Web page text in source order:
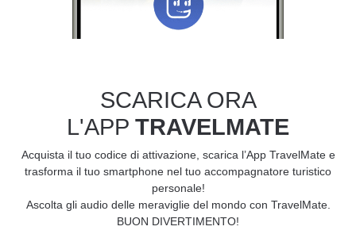
SCARICA ORA
L'APP TRAVELMATE
Acquista il tuo codice di attivazione, scarica l’App TravelMate e
trasforma il tuo smartphone nel tuo accompagnatore turistico
personale!
Ascolta gli audio delle meraviglie del mondo con TravelMate.
BUON DIVERTIMENTO!